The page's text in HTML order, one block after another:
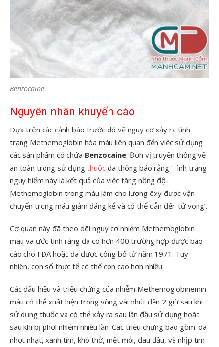
Benzocaine
Nguyên nhân khuyến cáo
Dựa trên các cảnh báo trước đó về nguy cơ xảy ra tình
trạng Methemoglobin hóa máu liên quan đến việc sử dụng
các sản phẩm có chứa Benzocaine. Đơn vị truyền thông về
an toàn trong sử dụng thuốc đã thông báo rằng ‘Tình trạng
nguy hiểm này là kết quả của việc tăng nồng độ
Methemoglobin trong máu làm cho lượng ôxy được vận
chuyển trong máu giảm đáng kể và có thể dẫn đến tử vong’.
Cơ quan này đã theo dõi nguy cơ nhiễm Methemoglobin
máu và ước tính rằng đã có hơn 400 trường hợp được báo
cáo cho FDA hoặc đã được công bố từ năm 1971. Tuy
nhiên, con số thực tế có thể còn cao hơn nhiều.
Các dấu hiệu và triệu chứng của nhiễm Methemoglobinemin
máu có thể xuất hiện trong vòng vài phút đến 2 giờ sau khi
sử dụng thuốc và có thể xảy ra sau lần đầu sử dụng hoặc
sau khi bị phơi nhiễm nhiều lần. Các triệu chứng bao gồm: da
nhợt nhạt, xanh tím, khó thở, mệt mỏi, đau đầu, và nhịp tim